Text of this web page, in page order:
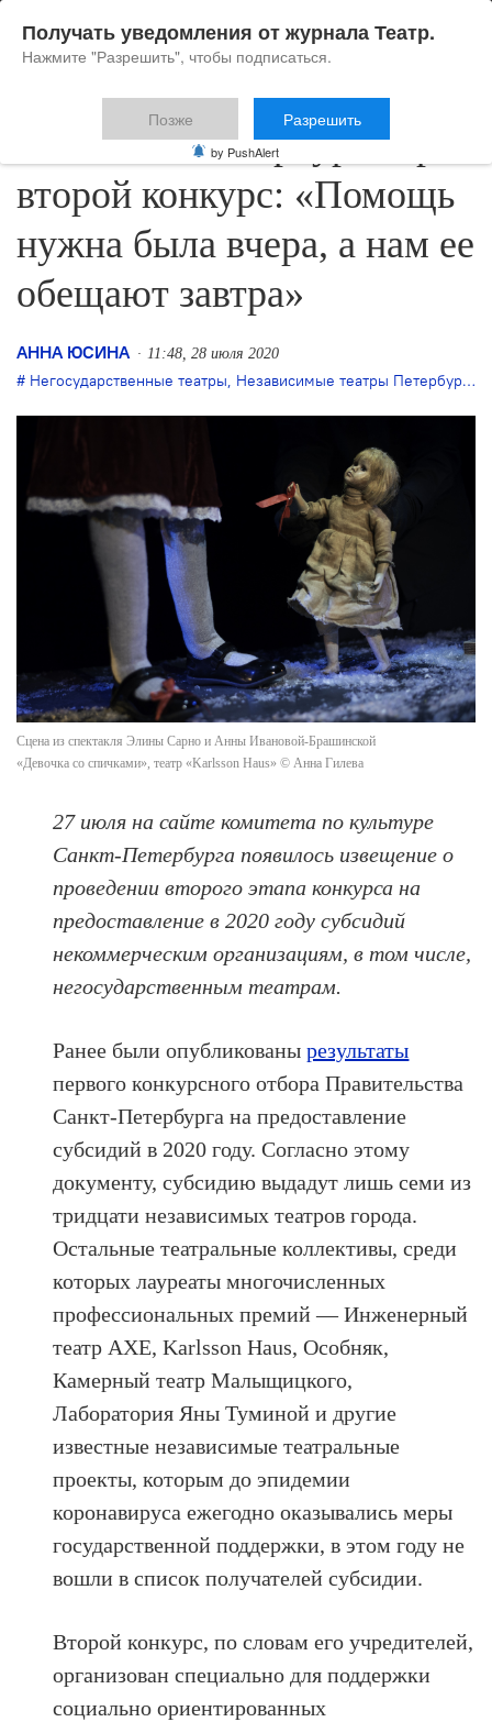
«Негосы» Петербурга про
второй конкурс: «Помощь
нужна была вчера, а нам ее
обещают завтра»
АННА ЮСИНА 11:48, 28 июля 2020
Негосударственные театры, Независимые театры Петербурга
Сцена из спектакля Элины Сарно и Анны Ивановой-Брашинской
«Девочка со спичками», театр «Karlsson Haus» © Анна Гилева
27 июля на сайте комитета по культуре
Санкт-Петербурга появилось извещение о
проведении второго этапа конкурса на
предоставление в 2020 году субсидий
некоммерческим организациям, в том числе,
негосударственным театрам.
Ранее были опубликованырезультаты
первого конкурсного отбора Правительства
Санкт-Петербурга на предоставление
субсидий в 2020 году. Согласно этому
документу, субсидию выдадут лишь семи из
тридцати независимых театров города.
Остальные театральные коллективы, среди
которых лауреаты многочисленных
профессиональных премий — Инженерный
театр АХЕ, Karlsson Haus, Особняк,
Камерный театр Малыщицкого,
Лаборатория Яны Туминой и другие
известные независимые театральные
проекты, которым до эпидемии
коронавируса ежегодно оказывались меры
государственной поддержки, в этом году не
вошли в список получателей субсидии.
Второй конкурс, по словам его учредителей,
организован специально для поддержки
социально ориентированных
Получать уведомления от журнала Театр.
Нажмите "Разрешить", чтобы подписаться.
Позже Разрешить
by PushAlert